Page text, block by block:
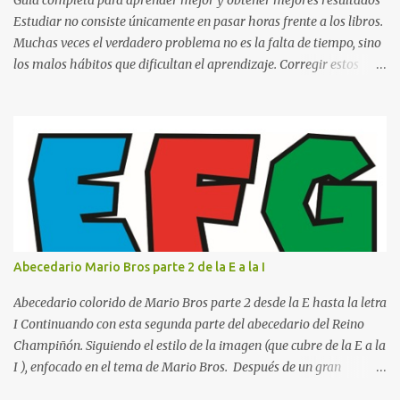
Estudiar no consiste únicamente en pasar horas frente a los libros.
Muchas veces el verdadero problema no es la falta de tiempo, sino
los malos hábitos que dificultan el aprendizaje. Corregir estos
cuáles son los errores más comunes al estudiar, por qué afectan tu
rendimiento y qué puedes hacer para evitarlos. Si eres estudiante
de primaria, secundaria, bachillerato o universidad, estos consejos
te ayudarán a desarrollar hábitos de estudio mucho más efectivos.
¿Por qué es importante identificar los errores al estudiar? Muchas
personas creen que estudiar durante varias horas garantiza
buenos resultados. Sin embargo, la calidad del estudio es mucho
más importante que la cantidad de tiempo invertido. Cuando
detectas y corrige...
Abecedario Mario Bros parte 2 de la E a la I
Abecedario colorido de Mario Bros parte 2 desde la E hasta la letra
I Continuando con esta segunda parte del abecedario del Reino
Champiñón. Siguiendo el estilo de la imagen (que cubre de la E a la
I ), enfocado en el tema de Mario Bros. Después de un gran